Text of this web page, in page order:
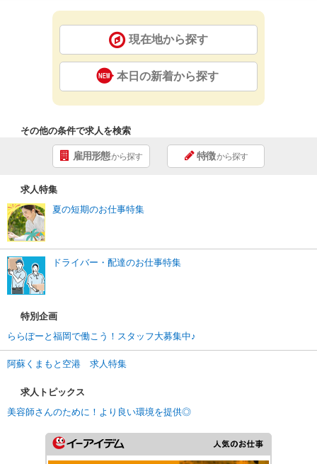
現在地から探す
本日の新着から探す
その他の条件で求人を検索
雇用形態から探す 特徴から探す
求人特集
夏の短期のお仕事特集
ドライバー・配達のお仕事特集
特別企画
ららぽーと福岡で働こう！スタッフ大募集中♪
阿蘇くまもと空港 求人特集
求人トピックス
美容師さんのために！より良い環境を提供◎